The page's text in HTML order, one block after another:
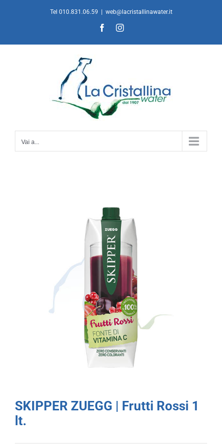
Tel 010.831.06.59 web@lacristallinawater.it
FacebookInstagram
Vai a...
SKIPPER ZUEGG | Frutti Rossi 1
lt.